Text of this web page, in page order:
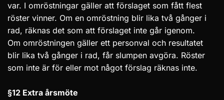
var. I omröstningar gäller att förslaget som fått flest
röster vinner. Om en omröstning blir lika två gånger i
rad, räknas det som att förslaget inte går igenom.
Om omröstningen gäller ett personval och resultatet
blir lika två gånger i rad, får slumpen avgöra. Röster
som inte är för eller mot något förslag räknas inte.
§12 Extra årsmöte